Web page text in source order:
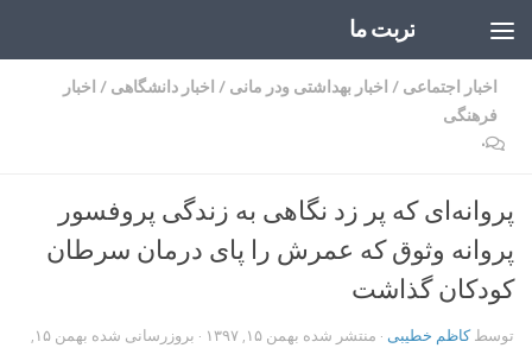
تربت ما
اخبار اجتماعی / اخبار بهداشتی ودر مانی / اخبار دانشگاهی / اخبار
فرهنگی
۰
پروانه‌ای که پر زد نگاهی به زندگی پروفسور
پروانه وثوق که عمرش را پای درمان سرطان
کودکان گذاشت
توسطکاظم خطیبی · منتشر شده بهمن ۱۵, ۱۳۹۷ · بروزرسانی شده
بهمن ۱۵,